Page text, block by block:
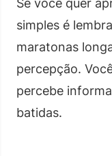
Se você quer
simples é
maratonas
percepção.
percebe
batidas.